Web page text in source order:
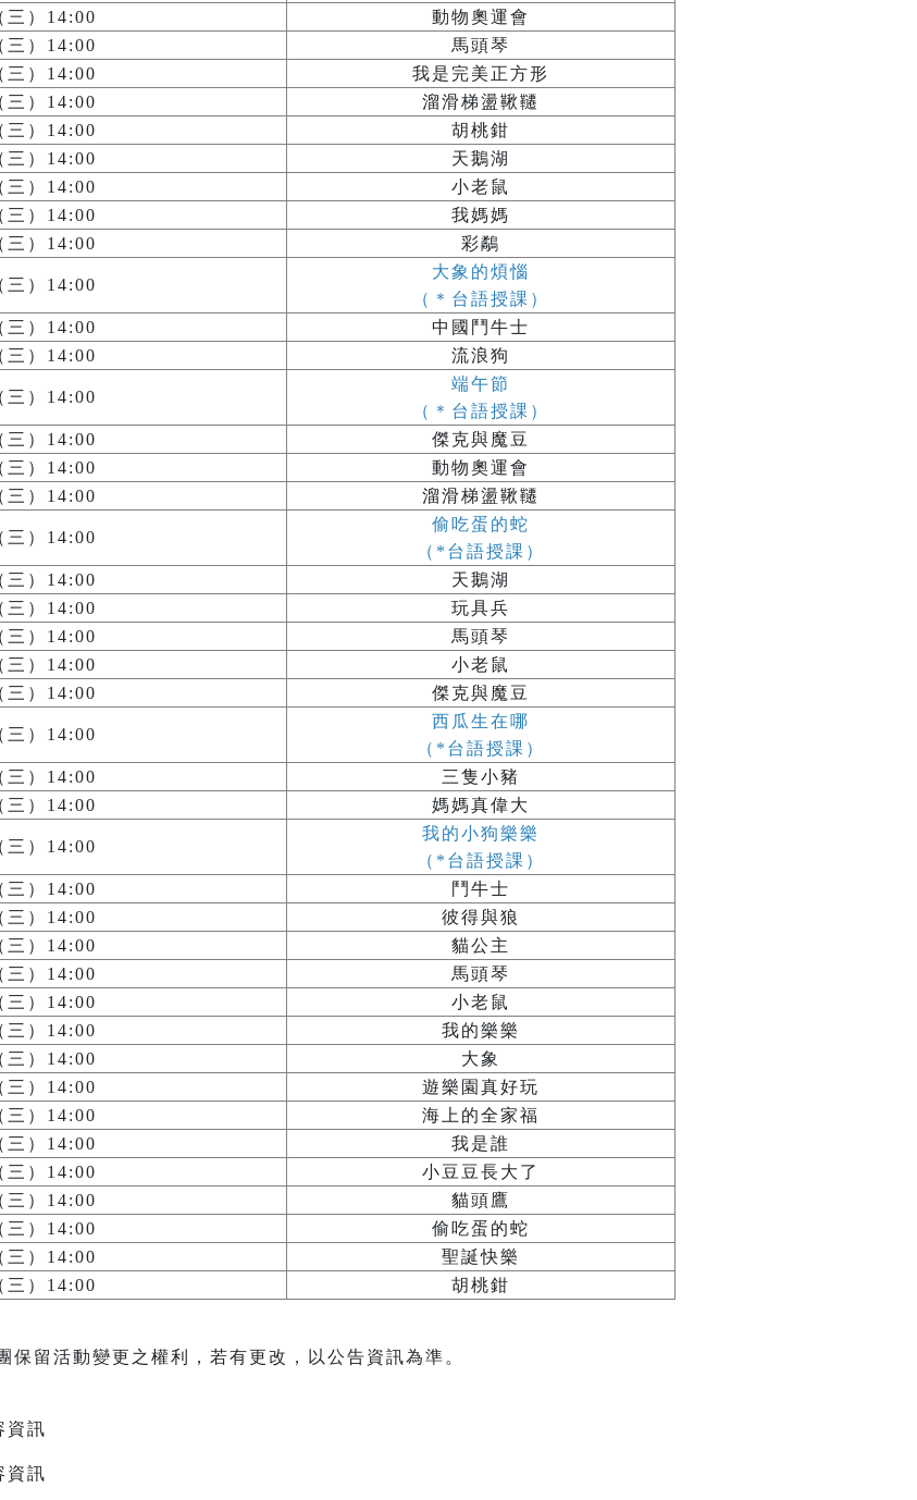
三）14:00
動物奧運會
三）14:00
馬頭琴
三）14:00
我是完美正方形
三）14:00
溜滑梯盪鞦韆
三）14:00
胡桃鉗
三）14:00
天鵝湖
三）14:00
小老鼠
三）14:00
我媽媽
三）14:00
彩鷸
三）14:00
大象的煩惱
（＊台語授課）
三）14:00
中國鬥牛士
三）14:00
流浪狗
三）14:00
端午節
（＊台語授課）
三）14:00
傑克與魔豆
三）14:00
動物奧運會
三）14:00
溜滑梯盪鞦韆
三）14:00
偷吃蛋的蛇
（*台語授課）
三）14:00
天鵝湖
三）14:00
玩具兵
三）14:00
馬頭琴
三）14:00
小老鼠
三）14:00
傑克與魔豆
三）14:00
西瓜生在哪
（*台語授課）
三）14:00
三隻小豬
三）14:00
媽媽真偉大
三）14:00
我的小狗樂樂
（*台語授課）
三）14:00
鬥牛士
三）14:00
彼得與狼
三）14:00
貓公主
三）14:00
馬頭琴
三）14:00
小老鼠
三）14:00
我的樂樂
三）14:00
大象
三）14:00
遊樂園真好玩
三）14:00
海上的全家福
三）14:00
我是誰
三）14:00
小豆豆長大了
三）14:00
貓頭鷹
三）14:00
偷吃蛋的蛇
三）14:00
聖誕快樂
三）14:00
胡桃鉗
保留活動變更之權利，若有更改，以公告資訊為準。